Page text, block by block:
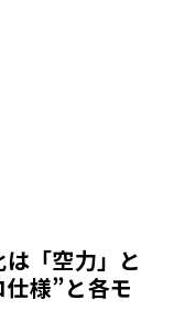
は「空力」と
仕様”と各モ